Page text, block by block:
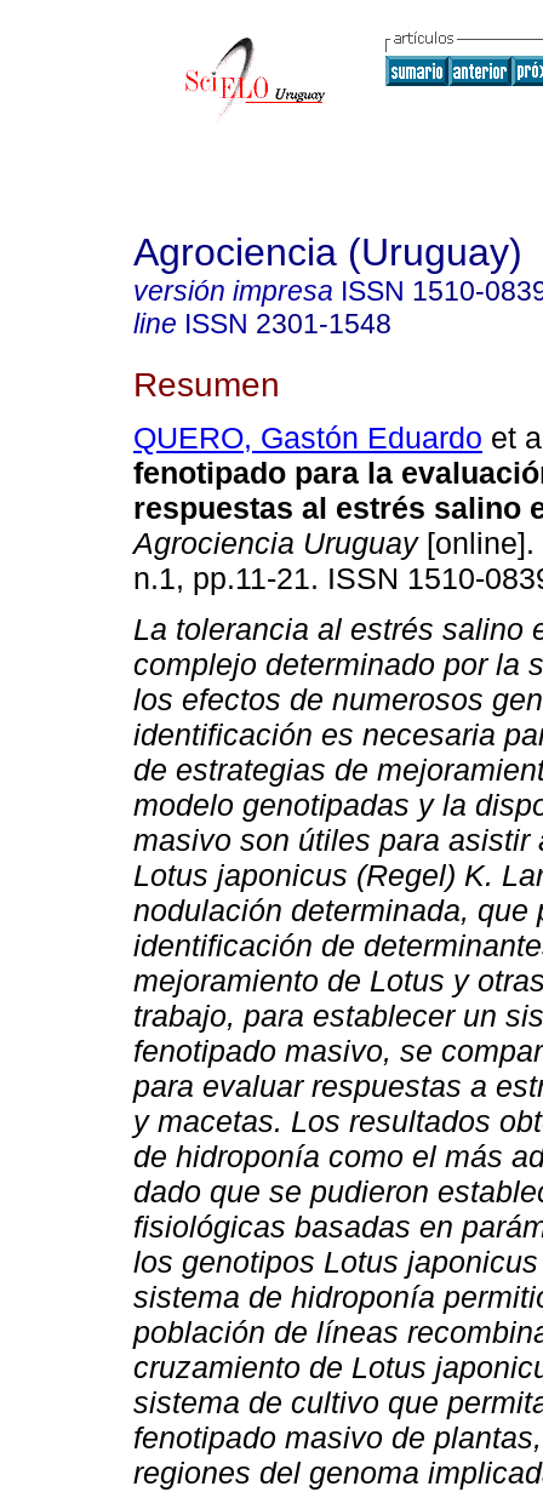
Agrociencia (Uruguay)
versión impresa ISSN 1510-
line ISSN 2301-1548
Resumen
QUERO, Gastón Eduardo et
fenotipado para la
respuestas al estrés salino
Agrociencia Uruguay[online].
n.1, pp.11-21. ISSN 1510-
La tolerancia al estrés salino
complejo determinado por la
los efectos de numerosos
identificación es necesaria
de estrategias de
modelo genotipadas y la
masivo son útiles para
Lotus japonicus (Regel) K.
nodulación determinada,
identificación de
mejoramiento de Lotus y
trabajo, para establecer un
fenotipado masivo, se
para evaluar respuestas a
y macetas. Los resultados
de hidroponía como el más
dado que se pudieron
fisiológicas basadas en
los genotipos Lotus
sistema de hidroponía
población de líneas
cruzamiento de Lotus
sistema de cultivo que
fenotipado masivo de
regiones del genoma